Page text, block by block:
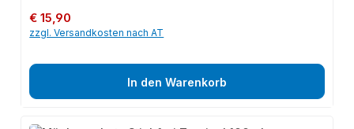
Regulärer Preis:
€ 15,90
zzgl. Versandkosten nach AT
In den Warenkorb